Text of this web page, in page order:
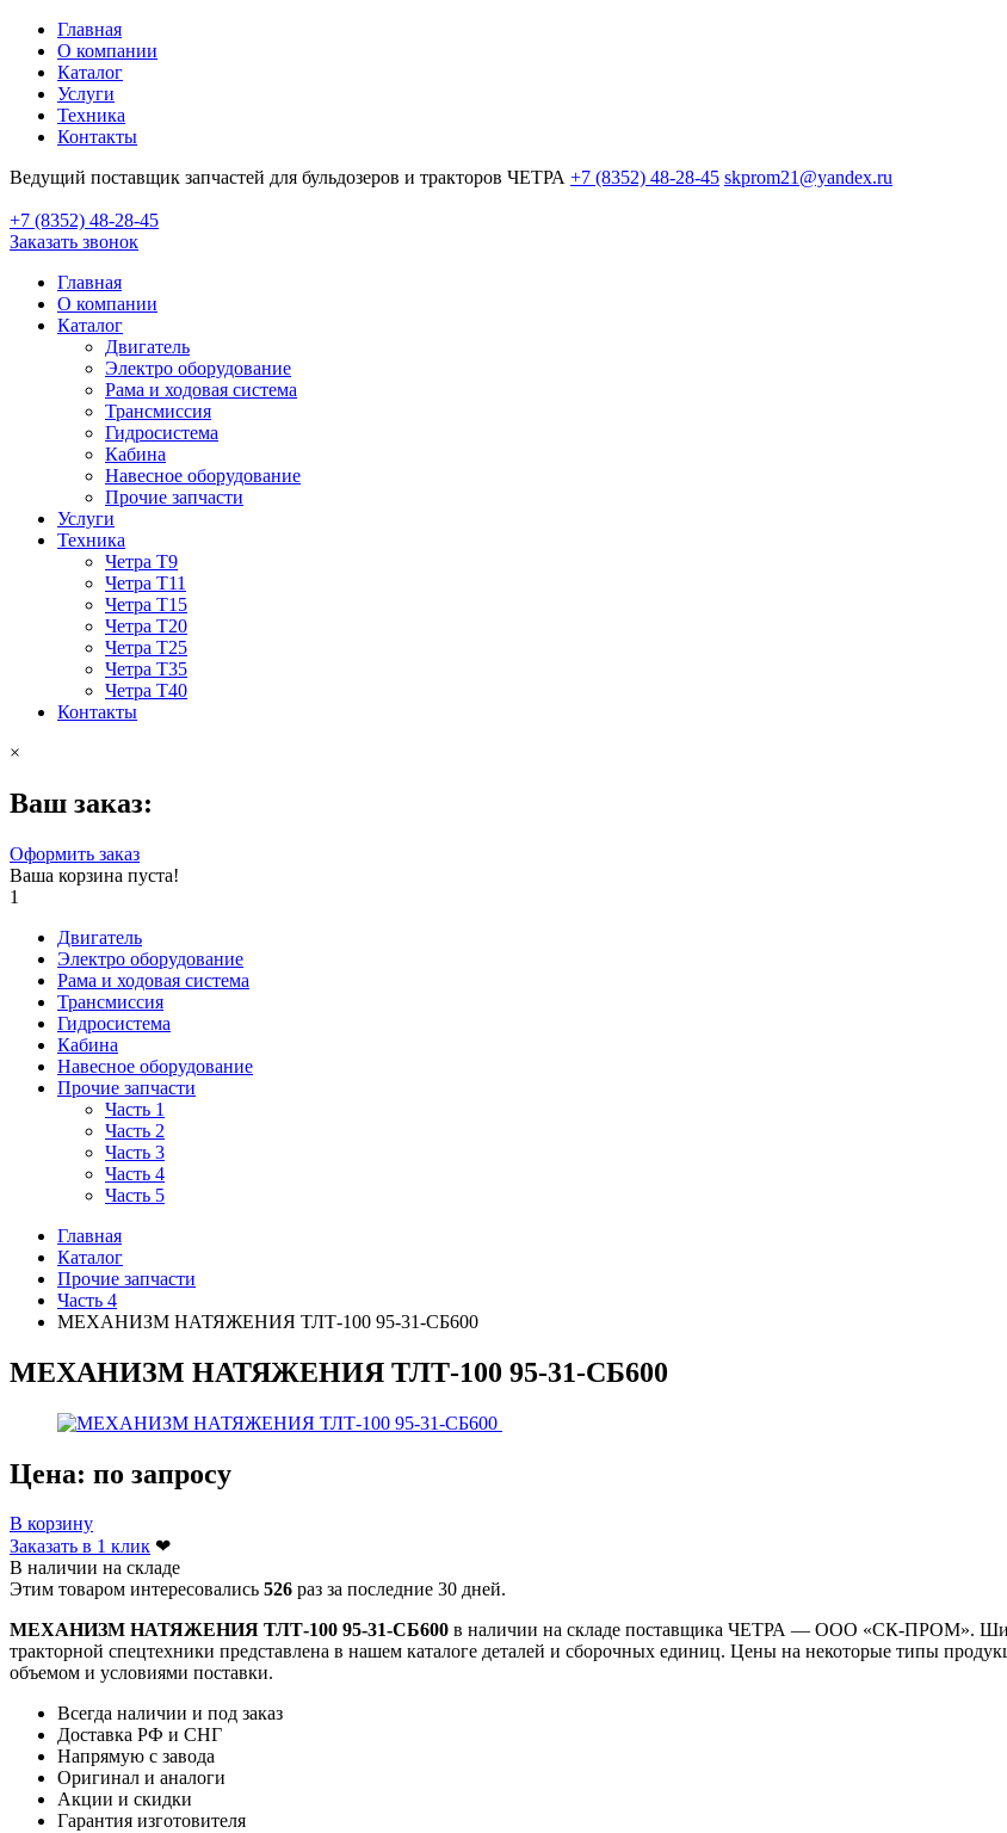
Главная
О компании
Каталог
Услуги
Техника
Контакты
Ведущий поставщик запчастей для бульдозеров и тракторов ЧЕТРА +7 (8352) 48-28-45 skprom21@yandex.ru
+7 (8352) 48-28-45
Заказать звонок
Главная
О компании
Каталог
Двигатель
Электро оборудование
Рама и ходовая система
Трансмиссия
Гидросистема
Кабина
Навесное оборудование
Прочие запчасти
Услуги
Техника
Четра Т9
Четра Т11
Четра Т15
Четра Т20
Четра Т25
Четра Т35
Четра Т40
Контакты
×
Ваш заказ:
Оформить заказ
Ваша корзина пуста!
1
Двигатель
Электро оборудование
Рама и ходовая система
Трансмиссия
Гидросистема
Кабина
Навесное оборудование
Прочие запчасти
Часть 1
Часть 2
Часть 3
Часть 4
Часть 5
Главная
Каталог
Прочие запчасти
Часть 4
МЕХАНИЗМ НАТЯЖЕНИЯ ТЛТ-100 95-31-СБ600
МЕХАНИЗМ НАТЯЖЕНИЯ ТЛТ-100 95-31-СБ600
Цена: по запросу
В корзину
Заказать в 1 клик ❤
В наличии на складе
Этим товаром интересовались 526 раз за последние 30 дней.
МЕХАНИЗМ НАТЯЖЕНИЯ ТЛТ-100 95-31-СБ600 в наличии на складе поставщика ЧЕТРА — ООО «СК-ПРОМ».
тракторной спецтехники представлена в нашем каталоге деталей и сборочных единиц. Цены на некоторые типы
объемом и условиями поставки.
Всегда наличии и под заказ
Доставка РФ и СНГ
Напрямую с завода
Оригинал и аналоги
Акции и скидки
Гарантия изготовителя